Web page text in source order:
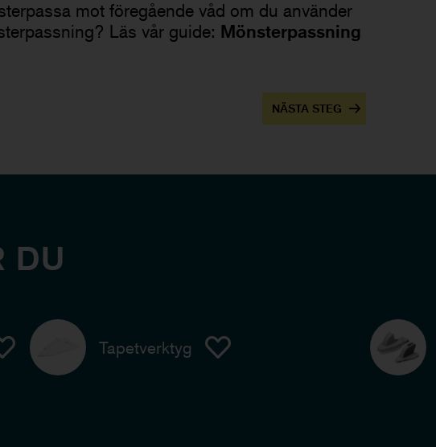
mot föregående våd om du använder
Läs vår guide: Mönsterpassning
NÄSTA STEG
DU
Tapetverktyg